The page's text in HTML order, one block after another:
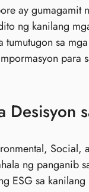
ay
ng kanilang
sa
para
Desisyon
ng panganib
ESG sa